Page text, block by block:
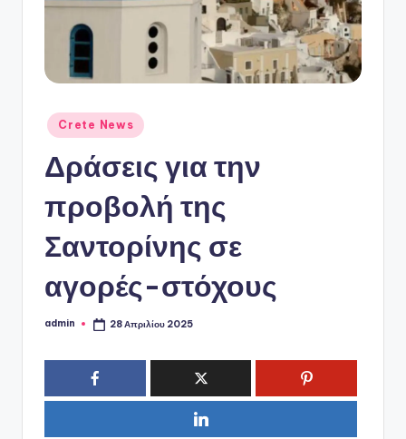
Αναρτήθηκε
σε
Crete News
Δράσεις για την
προβολή της
Σαντορίνης σε
αγορές-στόχους
Συγγραφέας:
admin 28 Απριλίου 2025